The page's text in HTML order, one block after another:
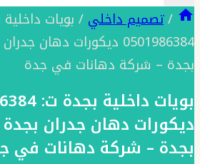
/تصميم داخلي / بويات
0501986384 ديكورات
بجدة – شركة دهانات في جدة
بويات
ديكورات دهان جدران
بجدة – شركة دهانات في